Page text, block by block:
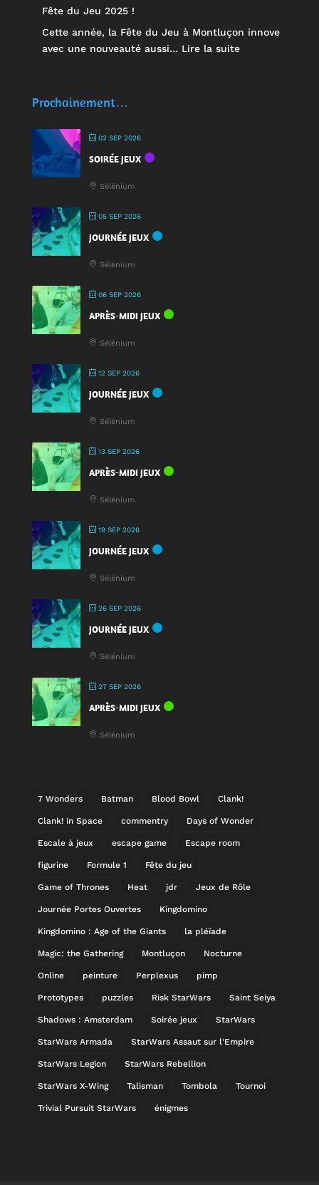
Fête du Jeu 2025 !
Cette année, la Fête du Jeu à Montluçon innove
avec une nouveauté aussi… Lire la suite:
Prochainement…
02 SEP 2026
SOIRÉE JEUX
Sélénium
05 SEP 2026
JOURNÉE JEUX
Sélénium
06 SEP 2026
APRÈS-MIDI JEUX
Sélénium
12 SEP 2026
JOURNÉE JEUX
Sélénium
13 SEP 2026
APRÈS-MIDI JEUX
Sélénium
19 SEP 2026
JOURNÉE JEUX
Sélénium
26 SEP 2026
JOURNÉE JEUX
Sélénium
27 SEP 2026
APRÈS-MIDI JEUX
Sélénium
7 Wonders Batman Blood Bowl Clank!
Clank! in Space commentry Days of Wonder
Escale à jeux escape game Escape room
figurine Formule 1 Fête du jeu
Game of Thrones Heat jdr Jeux de Rôle
Journée Portes Ouvertes Kingdomino
Kingdomino : Age of the Giants la pléïade
Magic: the Gathering Montluçon Nocturne
Online peinture Perplexus pimp
Prototypes puzzles Risk StarWars Saint Seiya
Shadows : Amsterdam Soirée jeux StarWars
StarWars Armada StarWars Assaut sur l'Empire
StarWars Legion StarWars Rebellion
StarWars X-Wing Talisman Tombola Tournoi
Trivial Pursuit StarWars énigmes